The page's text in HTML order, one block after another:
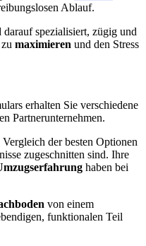
Ablauf.
spezialisiert, zügig und
maximieren und den Stress
erhalten Sie verschiedene
Partnerunternehmen.
der besten Optionen
zugeschnitten sind. Ihre
haben bei
von einem
funktionalen Teil